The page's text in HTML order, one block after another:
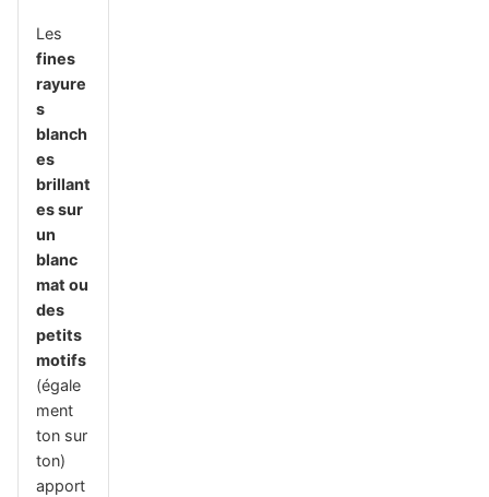
Les
fines
rayure
s
blanch
es
brillant
es sur
un
blanc
mat ou
des
petits
motifs
(égale
ment
ton sur
ton)
apport